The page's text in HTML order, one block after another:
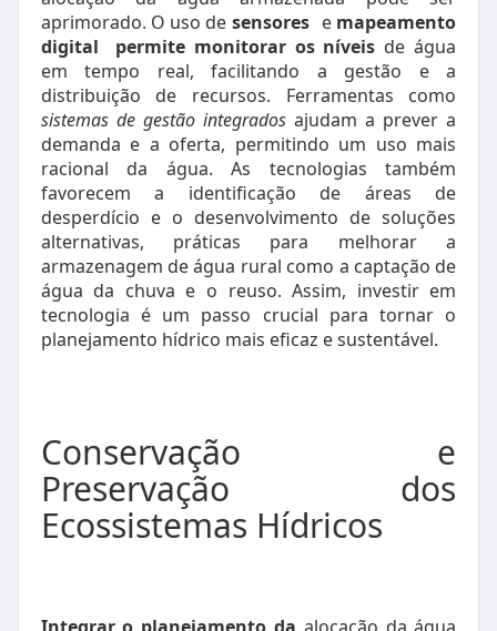
aprimorado. O uso de sensores e mapeamento
digital
permite monitorar os níveis de água
em tempo real, facilitando a gestão e a
distribuição de recursos. Ferramentas como
sistemas de gestão integradosajudam a prever a
demanda e a oferta, permitindo um uso mais
racional da água. As tecnologias também
favorecem a identificação de áreas de
desperdício e o desenvolvimento de soluções
alternativas, práticas para melhorar a
armazenagem de água rural como a captação de
água da chuva e o reuso. Assim, investir em
tecnologia é um passo crucial para tornar o
planejamento hídrico mais eficaz e sustentável.
Conservação e
Preservação dos
Ecossistemas Hídricos